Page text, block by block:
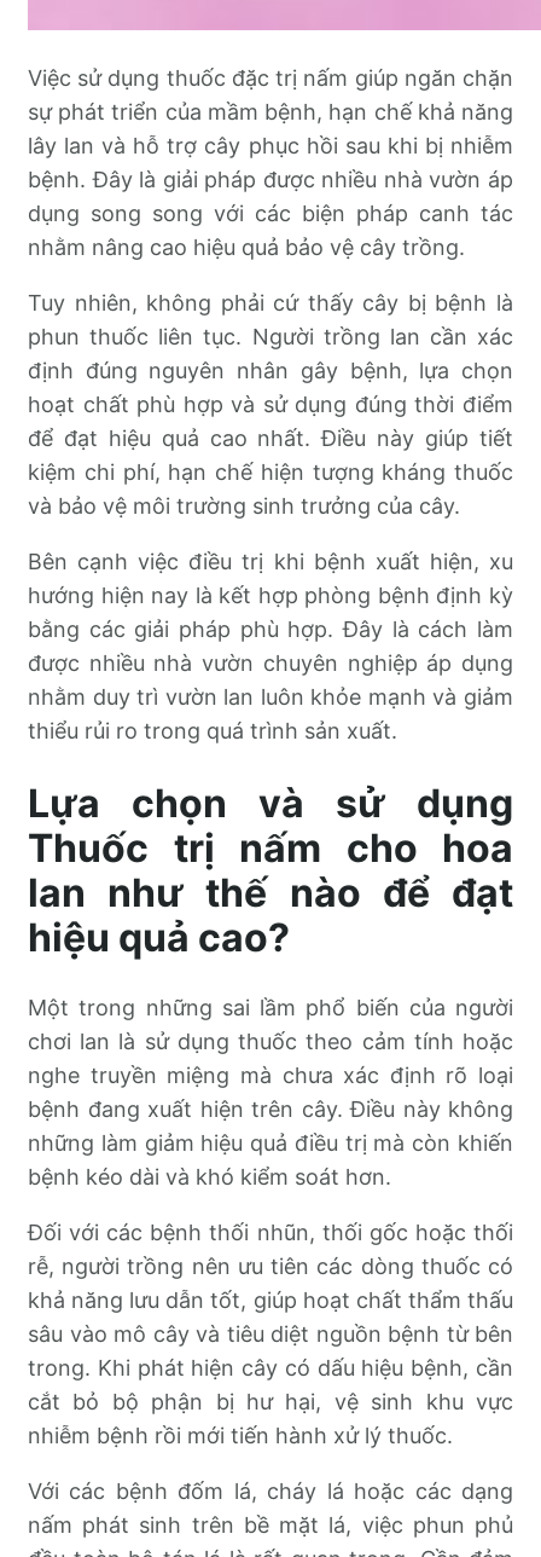
Việc sử dụng thuốc đặc trị nấm giúp ngăn chặn
sự phát triển của mầm bệnh, hạn chế khả năng
lây lan và hỗ trợ cây phục hồi sau khi bị nhiễm
bệnh. Đây là giải pháp được nhiều nhà vườn áp
dụng song song với các biện pháp canh tác
nhằm nâng cao hiệu quả bảo vệ cây trồng.
Tuy nhiên, không phải cứ thấy cây bị bệnh là
phun thuốc liên tục. Người trồng lan cần xác
định đúng nguyên nhân gây bệnh, lựa chọn
hoạt chất phù hợp và sử dụng đúng thời điểm
để đạt hiệu quả cao nhất. Điều này giúp tiết
kiệm chi phí, hạn chế hiện tượng kháng thuốc
và bảo vệ môi trường sinh trưởng của cây.
Bên cạnh việc điều trị khi bệnh xuất hiện, xu
hướng hiện nay là kết hợp phòng bệnh định kỳ
bằng các giải pháp phù hợp. Đây là cách làm
được nhiều nhà vườn chuyên nghiệp áp dụng
nhằm duy trì vườn lan luôn khỏe mạnh và giảm
thiểu rủi ro trong quá trình sản xuất.
Lựa chọn và sử dụng
Thuốc trị nấm cho hoa
lan như thế nào để đạt
hiệu quả cao?
Một trong những sai lầm phổ biến của người
chơi lan là sử dụng thuốc theo cảm tính hoặc
nghe truyền miệng mà chưa xác định rõ loại
bệnh đang xuất hiện trên cây. Điều này không
những làm giảm hiệu quả điều trị mà còn khiến
bệnh kéo dài và khó kiểm soát hơn.
Đối với các bệnh thối nhũn, thối gốc hoặc thối
rễ, người trồng nên ưu tiên các dòng thuốc có
khả năng lưu dẫn tốt, giúp hoạt chất thẩm thấu
sâu vào mô cây và tiêu diệt nguồn bệnh từ bên
trong. Khi phát hiện cây có dấu hiệu bệnh, cần
cắt bỏ bộ phận bị hư hại, vệ sinh khu vực
nhiễm bệnh rồi mới tiến hành xử lý thuốc.
Với các bệnh đốm lá, cháy lá hoặc các dạng
nấm phát sinh trên bề mặt lá, việc phun phủ